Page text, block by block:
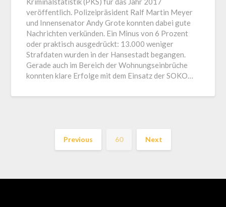
veröffentlich. Polizeipräsident Ralf Martin Meyer
und Innensenator Andy Grote konnten dabei gute
Nachrichten verkünden. Ein Minus von 6 Prozent
oder praktisch ausgedrückt: 13.000 weniger
Strafdaten wurden in der Hansestadt begangen.
Gerade auch im Bereich der Wohnungseinbrüche
konnten klare Erfolge mit dem Einsatz der SOKO…
Previous 60 Next